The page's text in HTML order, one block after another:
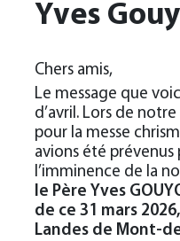
Yves
Chers amis,
Le message que
d’avril. Lors de
pour la messe
avions été
l’imminence de la
le Père Yves
de ce 31 mars
Landes de Mont-